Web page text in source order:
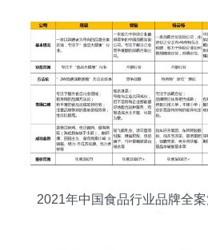
2021年中国食品行业品牌全